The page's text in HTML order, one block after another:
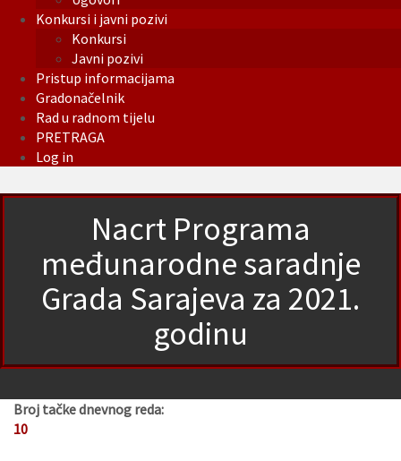
Konkursi i javni pozivi
Konkursi
Javni pozivi
Pristup informacijama
Gradonačelnik
Rad u radnom tijelu
PRETRAGA
Log in
Nacrt Programa
međunarodne saradnje
Grada Sarajeva za 2021.
godinu
Broj tačke dnevnog reda:
10